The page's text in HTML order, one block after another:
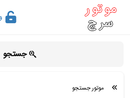
جستجو
موتور جستجو